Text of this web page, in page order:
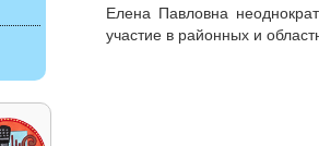
Елена Павловна
участие в районных и